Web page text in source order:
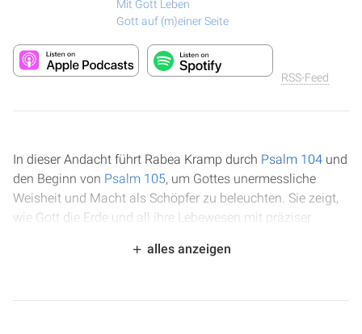
Mit Gott Leben
Gott auf (m)einer Seite
RSS-Feed
In dieser Andacht führt Rabea Kramp durch Psalm 104 und
den Beginn von Psalm 105, um Gottes unermessliche
Weisheit und Macht als Schöpfer zu beleuchten. Sie zeigt,
wie Gott die Erde und all ihre Lebewesen mit präziser
der Meere bis zur Nahrung für Mensch und Tier. Das Video
alles anzeigen